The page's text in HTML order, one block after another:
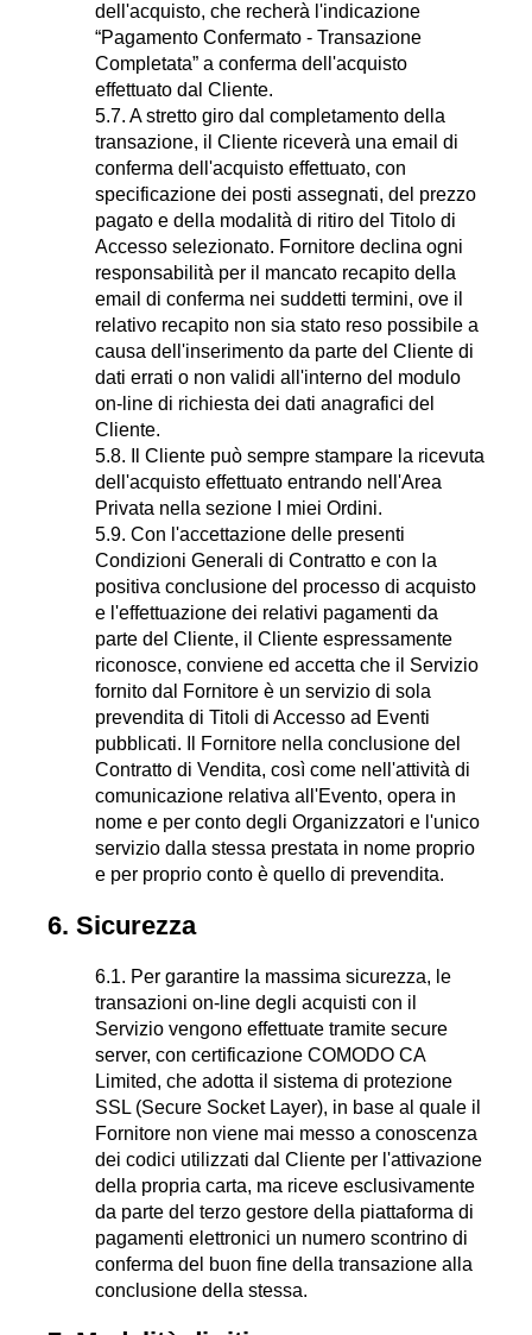
dell'acquisto, che recherà l'indicazione
“Pagamento Confermato - Transazione
Completata” a conferma dell'acquisto
effettuato dal Cliente.
5.7. A stretto giro dal completamento della
transazione, il Cliente riceverà una email di
conferma dell'acquisto effettuato, con
specificazione dei posti assegnati, del prezzo
pagato e della modalità di ritiro del Titolo di
Accesso selezionato. Fornitore declina ogni
responsabilità per il mancato recapito della
email di conferma nei suddetti termini, ove il
relativo recapito non sia stato reso possibile a
causa dell'inserimento da parte del Cliente di
dati errati o non validi all'interno del modulo
on-line di richiesta dei dati anagrafici del
Cliente.
5.8. Il Cliente può sempre stampare la ricevuta
dell'acquisto effettuato entrando nell'Area
Privata nella sezione I miei Ordini.
5.9. Con l'accettazione delle presenti
Condizioni Generali di Contratto e con la
positiva conclusione del processo di acquisto
e l'effettuazione dei relativi pagamenti da
parte del Cliente, il Cliente espressamente
riconosce, conviene ed accetta che il Servizio
fornito dal Fornitore è un servizio di sola
prevendita di Titoli di Accesso ad Eventi
pubblicati. Il Fornitore nella conclusione del
Contratto di Vendita, così come nell'attività di
comunicazione relativa all'Evento, opera in
nome e per conto degli Organizzatori e l'unico
servizio dalla stessa prestata in nome proprio
e per proprio conto è quello di prevendita.
6. Sicurezza
6.1. Per garantire la massima sicurezza, le
transazioni on-line degli acquisti con il
Servizio vengono effettuate tramite secure
server, con certificazione COMODO CA
Limited, che adotta il sistema di protezione
SSL (Secure Socket Layer), in base al quale il
Fornitore non viene mai messo a conoscenza
dei codici utilizzati dal Cliente per l'attivazione
della propria carta, ma riceve esclusivamente
da parte del terzo gestore della piattaforma di
pagamenti elettronici un numero scontrino di
conferma del buon fine della transazione alla
conclusione della stessa.